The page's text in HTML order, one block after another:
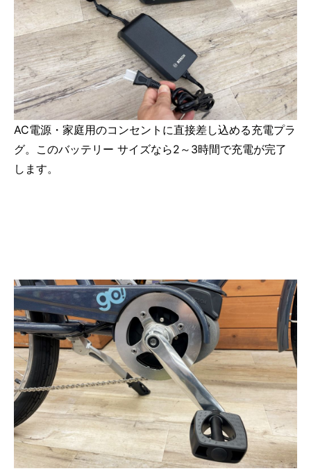
AC電源・家庭用のコンセントに直接差し込める充電プラ
グ。このバッテリー サイズなら2～3時間で充電が完了
します。